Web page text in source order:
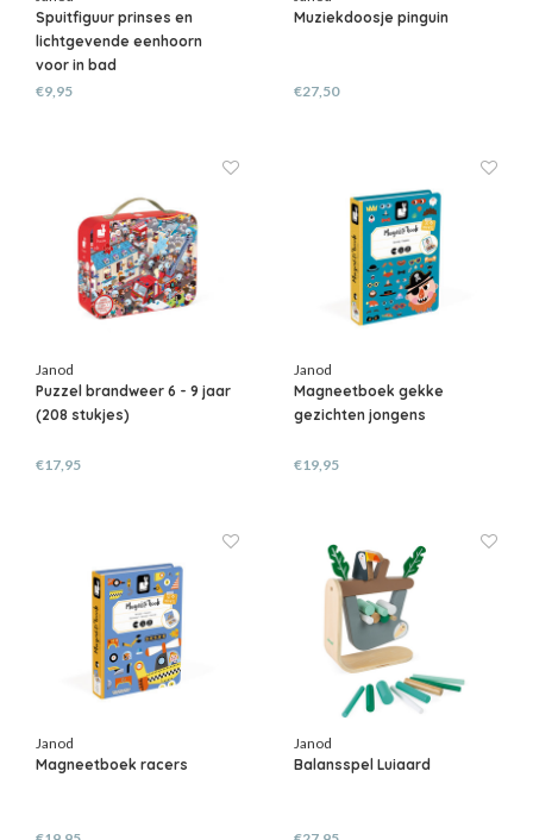
Spuitfiguur prinses en
lichtgevende eenhoorn
voor in bad
€9,95
Muziekdoosje pinguin
€27,50
Janod
Puzzel brandweer 6 - 9 jaar
(208 stukjes)
€17,95
Janod
Magneetboek gekke
gezichten jongens
€19,95
Janod
Magneetboek racers
Janod
Balansspel Luiaard